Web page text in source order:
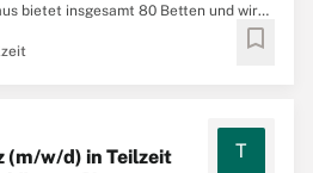
bietet insgesamt 80 Betten und wird
ein starkes soziales Netz in unserer
bookmark
(m/w/d) in Teilzeit
T